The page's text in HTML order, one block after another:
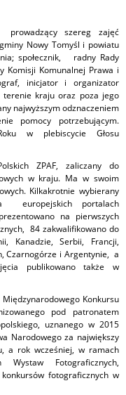
szereg zajęć
Nowy Tomyśl i powiatu
społecznik, radny Rady
Komisji Komunalnej Prawa i
inicjator i organizator
terenie kraju oraz poza jego
najwyższym odznaczeniem
pomocy potrzebującym.
w plebiscycie Głosu
ZPAF, zaliczany do
w kraju. Ma w swoim
Kilkakrotnie wybierany
europejskich portalach
na pierwszych
84 zakwalifikowano do
Kanadzie, Serbii, Francji,
Czarnogórze i Argentynie, a
publikowano także w
Konkursu
pod patronatem
uznanego w 2015
Narodowego za największy
a rok wcześniej, w ramach
Wystaw Fotograficznych,
fotograficznych w